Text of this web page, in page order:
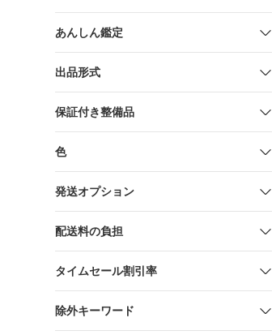
あんしん鑑定
出品形式
保証付き整備品
色
発送オプション
配送料の負担
タイムセール割引率
除外キーワード